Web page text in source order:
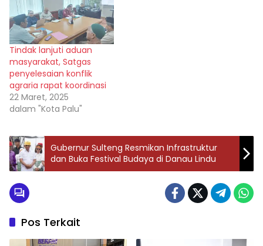
berapa selayaknya biaya
pemutuan dan anggaran
bulanan (Komite) yang
harus dibayarkan setiap
bulan bagi siswa siswi
kelas X? Rapat itu
berlangsung alot, sebab…
Tindak lanjuti aduan
masyarakat, Satgas
penyelesaian konflik
agraria rapat koordinasi
22 Maret, 2025
dalam "Kota Palu"
Gubernur Sulteng Resmikan Infrastruktur
dan Buka Festival Budaya di Danau Lindu
Pos Terkait